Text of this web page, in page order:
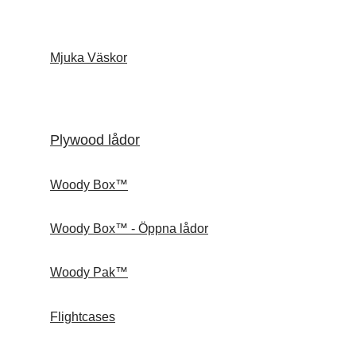
Mjuka Väskor
Plywood lådor
Woody Box™
Woody Box™ - Öppna lådor
Woody Pak™
Flightcases